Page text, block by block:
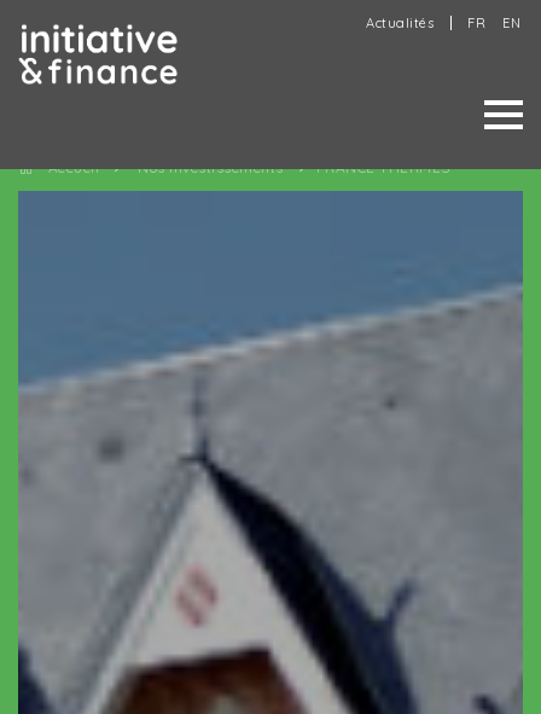
Actualités FR EN
Accueil Nos investissements FRANCE THERMES